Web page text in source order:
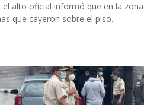
alto oficial informó que en la
que cayeron sobre el piso.